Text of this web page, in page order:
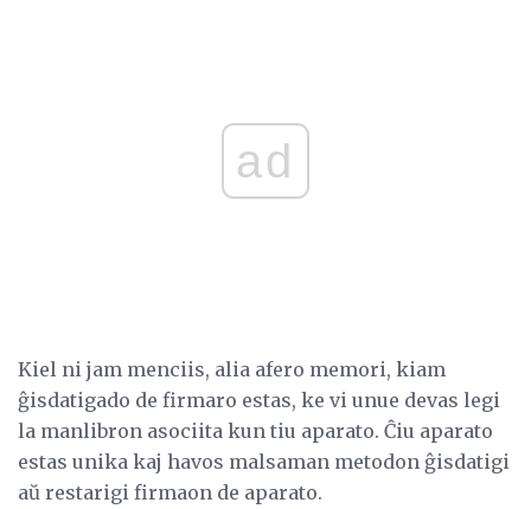
ad
Kiel ni jam menciis, alia afero memori, kiam
ĝisdatigado de firmaro estas, ke vi unue devas legi
la manlibron asociita kun tiu aparato. Ĉiu aparato
estas unika kaj havos malsaman metodon ĝisdatigi
aŭ restarigi firmaon de aparato.